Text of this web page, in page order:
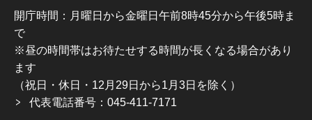
開庁時間：月曜日から金曜日午前8時45分から午後5時ま
で
※昼の時間帯はお待たせする時間が長くなる場合があり
ます
（祝日・休日・12月29日から1月3日を除く）
代表電話番号：045-411-7171